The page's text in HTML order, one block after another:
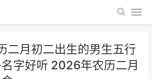
二月初二出生的男生五行
字好听 2026年农历二月